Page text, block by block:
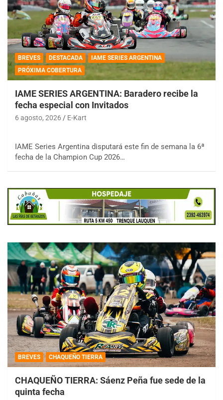
BREVES DESTACADA
IAME SERIES ARGENTINA
PRÓXIMA COBERTURA
IAME SERIES ARGENTINA: Baradero recibe la
fecha especial con Invitados
6 agosto, 2026 E-Kart
IAME Series Argentina disputará este fin de semana la 6ª
fecha de la Champion Cup 2026…
BREVES CHAQUEÑO TIERRA
CHAQUEÑO TIERRA: Sáenz Peña fue sede de la
quinta fecha